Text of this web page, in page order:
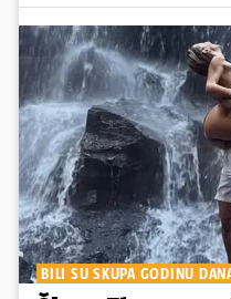
BILI SU SKUPA GODINU